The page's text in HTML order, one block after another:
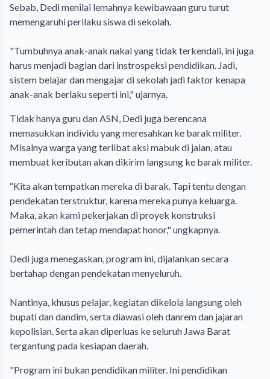
Sebab, Dedi menilai lemahnya kewibawaan guru turut
memengaruhi perilaku siswa di sekolah.
"Tumbuhnya anak-anak nakal yang tidak terkendali, ini juga
harus menjadi bagian dari instrospeksi pendidikan. Jadi,
sistem belajar dan mengajar di sekolah jadi faktor kenapa
anak-anak berlaku seperti ini," ujarnya.
Tidak hanya guru dan ASN, Dedi juga berencana
memasukkan individu yang meresahkan ke barak militer.
Misalnya warga yang terlibat aksi mabuk di jalan, atau
membuat keributan akan dikirim langsung ke barak militer.
“Kita akan tempatkan mereka di barak. Tapi tentu dengan
pendekatan terstruktur, karena mereka punya keluarga.
Maka, akan kami pekerjakan di proyek konstruksi
pemerintah dan tetap mendapat honor," ungkapnya.
Dedi juga menegaskan, program ini, dijalankan secara
bertahap dengan pendekatan menyeluruh.
Nantinya, khusus pelajar, kegiatan dikelola langsung oleh
bupati dan dandim, serta diawasi oleh danrem dan jajaran
kepolisian. Serta akan diperluas ke seluruh Jawa Barat
tergantung pada kesiapan daerah.
"Program ini bukan pendidikan militer. Ini pendidikan